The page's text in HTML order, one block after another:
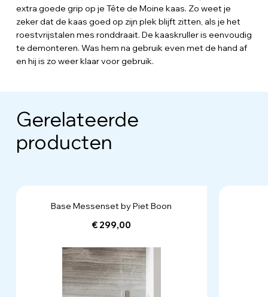
extra goede grip op je Tête de Moine kaas. Zo weet je
zeker dat de kaas goed op zijn plek blijft zitten, als je het
roestvrijstalen mes ronddraait. De kaaskruller is eenvoudig
te demonteren. Was hem na gebruik even met de hand af
en hij is zo weer klaar voor gebruik.
Gerelateerde
producten
Base Messenset by Piet Boon
€ 299,00